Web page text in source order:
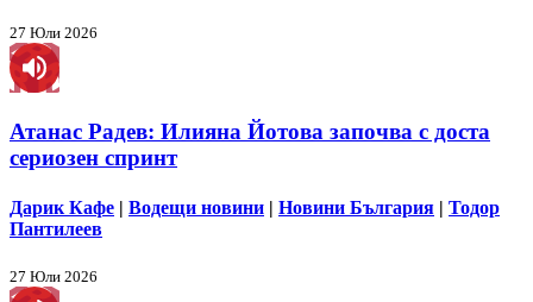
27 Юли 2026
Атанас Радев: Илияна Йотова започва с доста
сериозен спринт
Дарик Кафе | Водещи новини | Новини България | Тодор
Пантилеев
27 Юли 2026